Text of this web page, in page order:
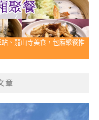
、龍山寺美食，包廂聚餐推
章